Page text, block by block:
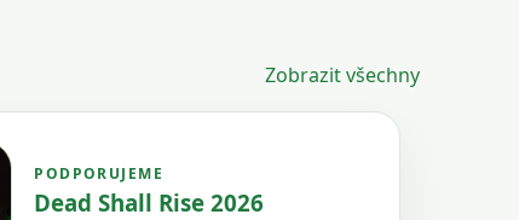
Zobrazit všechny
PODPORUJEME
Dead Shall Rise 2026